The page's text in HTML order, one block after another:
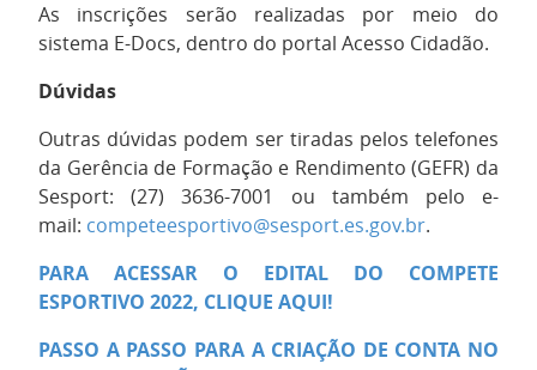
As inscrições serão realizadas por meio do
sistema E-Docs, dentro do portal Acesso Cidadão.
Dúvidas
Outras dúvidas podem ser tiradas pelos telefones
da Gerência de Formação e Rendimento (GEFR) da
Sesport: (27) 3636-7001 ou também pelo e-
mail: competeesportivo@sesport.es.gov.br.
PARA ACESSAR O EDITAL DO COMPETE
ESPORTIVO 2022, CLIQUE AQUI!
PASSO A PASSO PARA A CRIAÇÃO DE CONTA NO